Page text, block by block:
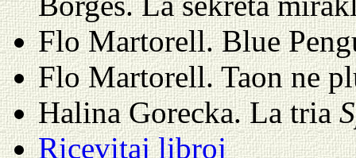
Flo Martorell. Blue
Flo Martorell. Taon ne
Halina Gorecka. La tria
Ricevitaj libroj